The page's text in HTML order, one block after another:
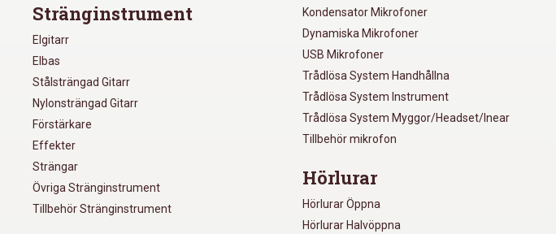
Stränginstrument
Elgitarr
Elbas
Stålsträngad Gitarr
Nylonsträngad Gitarr
Förstärkare
Effekter
Strängar
Övriga Stränginstrument
Tillbehör Stränginstrument
Kondensator Mikrofoner
Dynamiska Mikrofoner
USB Mikrofoner
Trådlösa System Handhållna
Trådlösa System Instrument
Trådlösa System Myggor/Headset/Inear
Tillbehör mikrofon
Hörlurar
Hörlurar Öppna
Hörlurar Halvöppna